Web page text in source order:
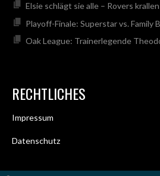
Elsie schlägt sie alle – Rovers
Playoff-Finale: Superstar vs. Family
Oak League: Trainerlegende
RECHTLICHES
Impressum
Datenschutz